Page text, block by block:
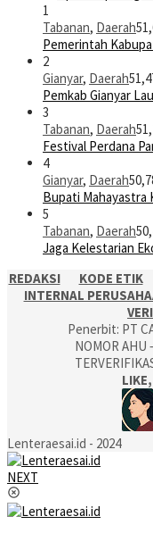
1
Tabanan, Daerah
Pemerintah
2
Gianyar, Daerah
Pemkab Gianyar
3
Tabanan, Daerah
Festival Perdana
4
Gianyar, Daerah
Bupati Mahayastra
5
Tabanan, Daerah
Jaga Kelestarian
REDAKSI
KODE ETIK
INTERNAL
Penerbit: PT
NOMOR AHU
Lenteraesai.id - 2024
NEXT